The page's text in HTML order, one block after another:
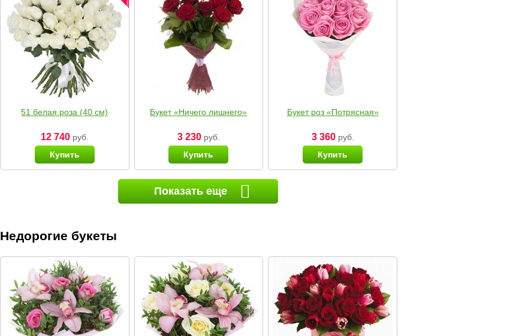
51 белая роза (40 см)
12 740руб.
Купить
Букет «Ничего лишнего»
3 230руб.
Купить
Букет роз «Потрясная»
3 360руб.
Купить
Показать еще
Недорогие букеты